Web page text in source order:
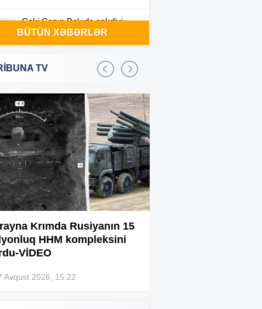
Ceki Çanın Bakıda çəkdiyi
filmə görə Azərbaycan 1
milyon dollar ödəyə bilər?
Bakıda 2,5 milyon manata
Sərdar Ortaç xəstəxanaya
yerləşdirilib?
Rüşvətdə təqsirləndirilən 3
vəzifəli şəxsin məhkəməsi
başlayır
“Həyat yoldaşın istəmirsə,
Kiberpolis əməliyyat keçirdi:
Xarici saytları ələ keçirən
BÜTÜN XƏBƏRLƏR
TV
Krımda Rusiyanın 15
HHM kompleksini
VİDEO
Avqust 2026, 15:22